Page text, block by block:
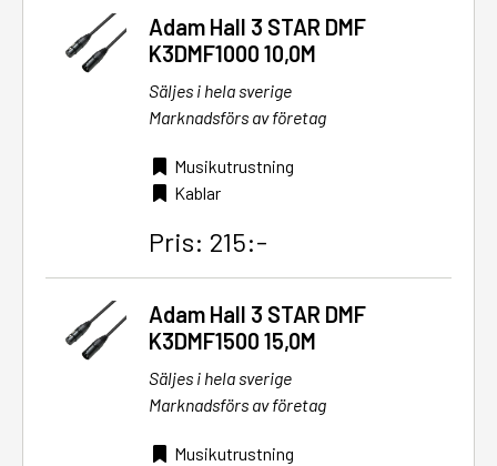
Adam Hall 3 STAR DMF
K3DMF1000 10,0M
Säljes i hela sverige
Marknadsförs av företag
Musikutrustning
Kablar
Pris: 215:-
Adam Hall 3 STAR DMF
K3DMF1500 15,0M
Säljes i hela sverige
Marknadsförs av företag
Musikutrustning